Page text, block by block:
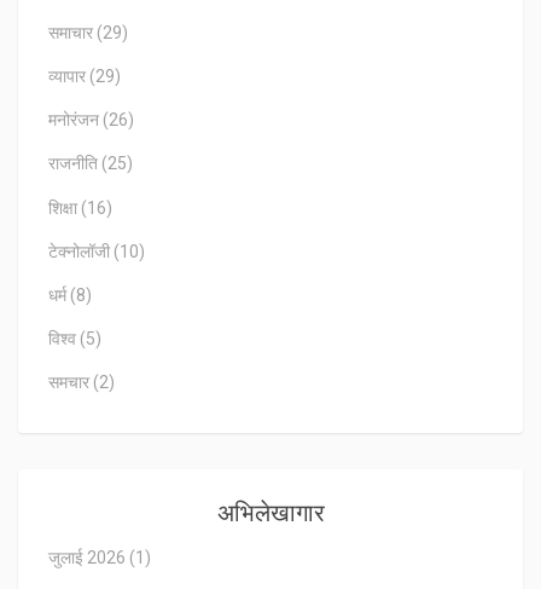
समाचार (29)
व्यापार (29)
मनोरंजन (26)
राजनीति (25)
शिक्षा (16)
टेक्नोलॉजी (10)
धर्म (8)
विश्व (5)
समचार (2)
अभिलेखागार
जुलाई 2026 (1)